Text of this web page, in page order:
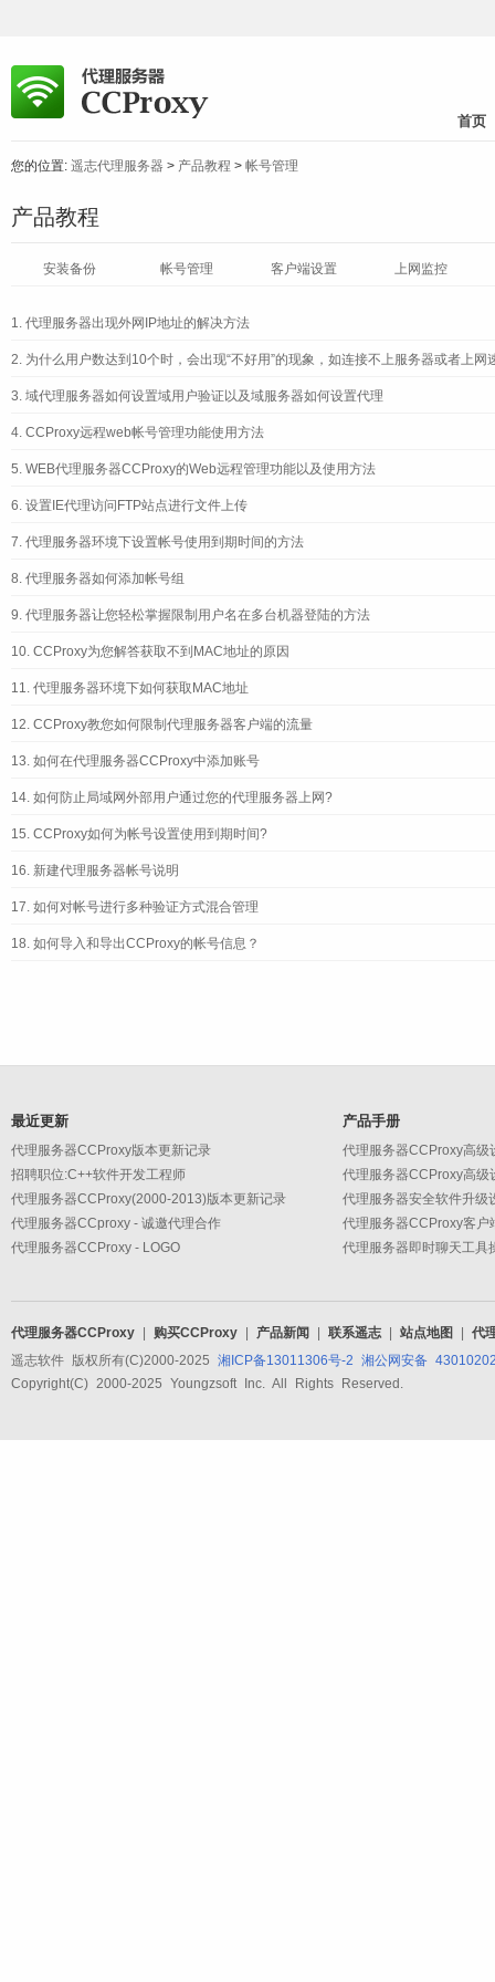
首页
您的位置: 遥志代理服务器 > 产品教程 > 帐号管理
产品教程
安装备份 帐号管理 客户端设置 上网监控
1. 代理服务器出现外网IP地址的解决方法
2. 为什么用户数达到10个时，会出现“不好用”的现象，如连接不上服务器或者上网
3. 域代理服务器如何设置域用户验证以及域服务器如何设置代理
4. CCProxy远程web帐号管理功能使用方法
5. WEB代理服务器CCProxy的Web远程管理功能以及使用方法
6. 设置IE代理访问FTP站点进行文件上传
7. 代理服务器环境下设置帐号使用到期时间的方法
8. 代理服务器如何添加帐号组
9. 代理服务器让您轻松掌握限制用户名在多台机器登陆的方法
10. CCProxy为您解答获取不到MAC地址的原因
11. 代理服务器环境下如何获取MAC地址
12. CCProxy教您如何限制代理服务器客户端的流量
13. 如何在代理服务器CCProxy中添加账号
14. 如何防止局域网外部用户通过您的代理服务器上网?
15. CCProxy如何为帐号设置使用到期时间?
16. 新建代理服务器帐号说明
17. 如何对帐号进行多种验证方式混合管理
18. 如何导入和导出CCProxy的帐号信息？
最近更新
代理服务器CCProxy版本更新记录
招聘职位:C++软件开发工程师
代理服务器CCProxy(2000-2013)版本更新记录
代理服务器CCproxy - 诚邀代理合作
代理服务器CCProxy - LOGO
产品手册
代理服务器CCProxy客户
代理服务器CCProxy 购买CCProxy 产品新闻 联系遥志 站点地图
代
遥志软件 版权所有(C)2000-2025 湘ICP备13011306号-2 湘公网安备
Copyright(C) 2000-2025 Youngzsoft Inc. All Rights Reserved.